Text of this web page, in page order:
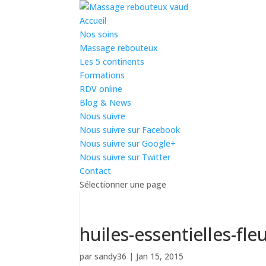
Accueil
Nos soins
Massage rebouteux
Les 5 continents
Formations
RDV online
Blog & News
Nous suivre
Nous suivre sur Facebook
Nous suivre sur Google+
Nous suivre sur Twitter
Contact
Sélectionner une page
huiles-essentielles-
parsandy36 | Jan 15, 2015